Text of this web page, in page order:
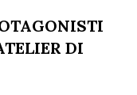
DI